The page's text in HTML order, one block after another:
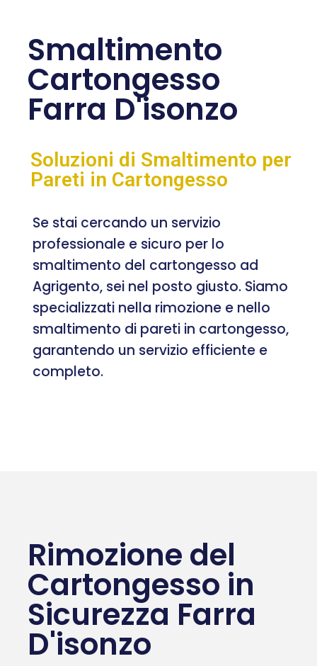
Smaltimento
Cartongesso
Farra D'isonzo
Soluzioni di Smaltimento per
Pareti in Cartongesso
Se stai cercando un servizio
professionale e sicuro per lo
smaltimento del cartongesso ad
Agrigento, sei nel posto giusto. Siamo
specializzati nella rimozione e nello
smaltimento di pareti in cartongesso,
garantendo un servizio efficiente e
completo.
Rimozione del
Cartongesso in
Sicurezza Farra
D'isonzo